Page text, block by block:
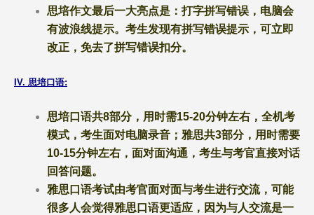
思培作文最后一大亮点是：打字拼写错误，电脑会
有波浪线提示。考生发现有拼写错误提示，可立即
改正，免去了拼写错误扣分。
IV. 思培口语:
思培口语共8部分，用时需15-20分钟左右，全机考
模式，考生面对电脑录音；雅思共3部分，用时需要
10-15分钟左右，面对面沟通，考生与考官直接对话
回答问题。
雅思口语考试由考官面对面与考生进行交流，可能
很多人会觉得雅思口语更适应，因为与人交流是一